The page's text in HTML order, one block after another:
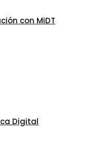
con MiDT
Digital